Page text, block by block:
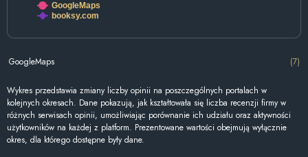
GoogleMaps
booksy.com
GoogleMaps (7)
Wykres przedstawia zmiany liczby opinii na poszczególnych portalach w
kolejnych okresach. Dane pokazują, jak kształtowała się liczba recenzji firmy w
różnych serwisach opinii, umożliwiając porównanie ich udziału oraz aktywności
użytkowników na każdej z platform. Prezentowane wartości obejmują wyłącznie
okres, dla którego dostępne były dane.